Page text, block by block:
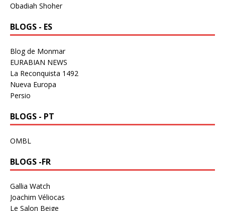
Obadiah Shoher
BLOGS - ES
Blog de Monmar
EURABIAN NEWS
La Reconquista 1492
Nueva Europa
Persio
BLOGS - PT
OMBL
BLOGS -FR
Gallia Watch
Joachim Véliocas
Le Salon Beige